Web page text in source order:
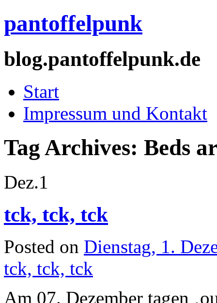
pantoffelpunk
blog.pantoffelpunk.de
Start
Impressum und Kontakt
Tag Archives: Beds
Dez.1
tck, tck, tck
Posted on Dienstag, 1.
tck, tck, tck
Am 07. Dezember tagen